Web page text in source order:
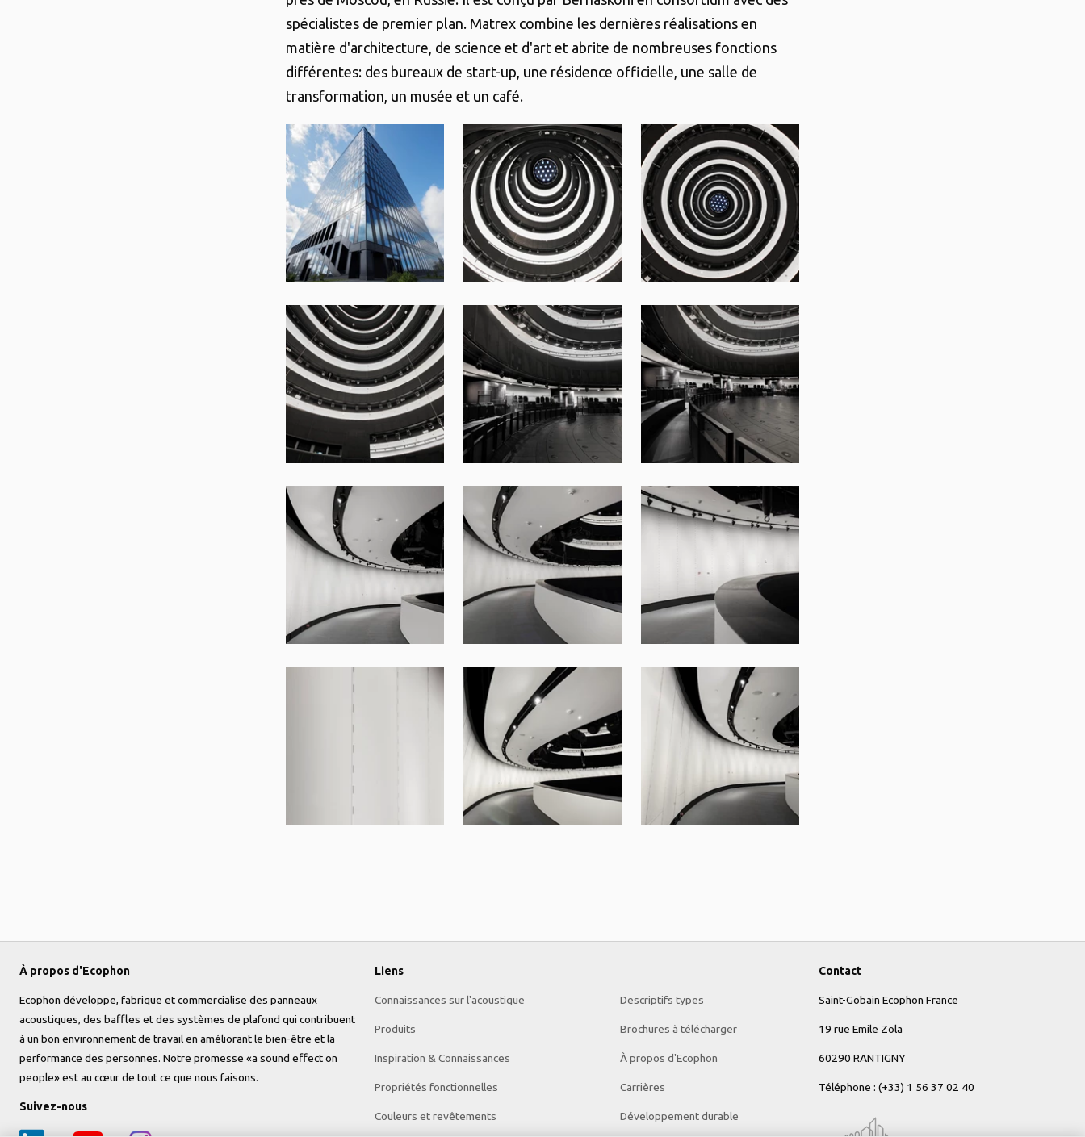
spécialistes de premier plan. Matrex combine les dernières réalisations en
matière d'architecture, de science et d'art et abrite de nombreuses fonctions
différentes: des bureaux de start-up, une résidence officielle, une salle de
transformation, un musée et un café.
À propos d'Ecophon
Ecophon développe, fabrique et commercialise des panneaux
acoustiques, des baffles et des systèmes de plafond qui contribuent
à un bon environnement de travail en améliorant le bien-être et la
performance des personnes. Notre promesse «a sound effect on
people» est au cœur de tout ce que nous faisons.
Suivez-nous
Liens
Connaissances sur l'acoustique
Produits
Inspiration & Connaissances
Propriétés fonctionnelles
Couleurs et revêtements
Descriptifs types
Brochures à télécharger
À propos d'Ecophon
Carrières
Développement durable
Contact
Saint-Gobain Ecophon France
19 rue Emile Zola
60290 RANTIGNY
Téléphone : (+33) 1 56 37 02 40